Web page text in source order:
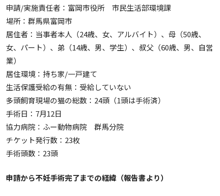
申請/実施責任者：富岡市役所 市民生活部環境課
場所：群馬県富岡市
居住者：当事者本人（24歳、女、アルバイト）、母（50歳、
女、パート）、弟（14歳、男、学生）、叔父（60歳、男、自営
業）
居住環境：持ち家/一戸建て
生活保護受給の有無：受給していない
多頭飼育現場の猫の総数：24頭（1頭は手術済）
手術日：7月12日
協力病院：ふー動物病院 群馬分院
チケット発行数：23枚
手術頭数：23頭
申請から不妊手術完了までの経緯（報告書より）